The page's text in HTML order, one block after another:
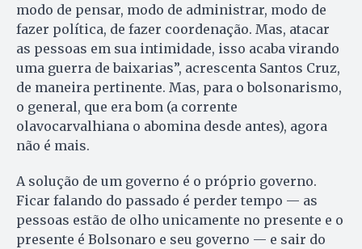
modo de pensar, modo de administrar, modo de
fazer política, de fazer coordenação. Mas, atacar
as pessoas em sua intimidade, isso acaba virando
uma guerra de baixarias”, acrescenta Santos Cruz,
de maneira pertinente. Mas, para o bolsonarismo,
o general, que era bom (a corrente
olavocarvalhiana o abomina desde antes), agora
não é mais.
A solução de um governo é o próprio governo.
Ficar falando do passado é perder tempo — as
pessoas estão de olho unicamente no presente e o
presente é Bolsonaro e seu governo — e sair do